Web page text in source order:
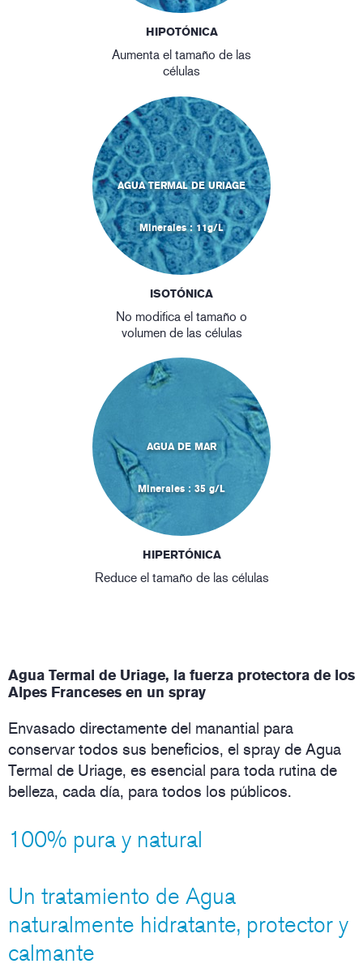
HIPOTÓNICA
Aumenta el tamaño de las
células
AGUA TERMAL DE URIAGE
Minerales : 11g/L
ISOTÓNICA
No modifica el tamaño o
volumen de las células
AGUA DE MAR
Minerales : 35 g/L
HIPERTÓNICA
Reduce el tamaño de las células
Agua Termal de Uriage, la fuerza protectora de los
Alpes Franceses en un spray
Envasado directamente del manantial para
conservar todos sus beneficios, el spray de Agua
Termal de Uriage, es esencial para toda rutina de
belleza, cada día, para todos los públicos.
100% pura y natural
Un tratamiento de Agua
naturalmente hidratante, protector y
calmante